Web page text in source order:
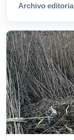
Archivo